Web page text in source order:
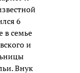
6
в семье
и
Внук